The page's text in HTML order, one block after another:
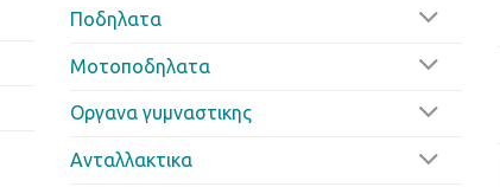
Ποδηλατα
Μοτοποδηλατα
Οργανα γυμναστικης
Ανταλλακτικα